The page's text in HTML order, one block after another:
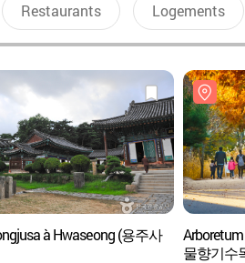
Restaurants Logements
à Hwaseong (용주사
물향기수